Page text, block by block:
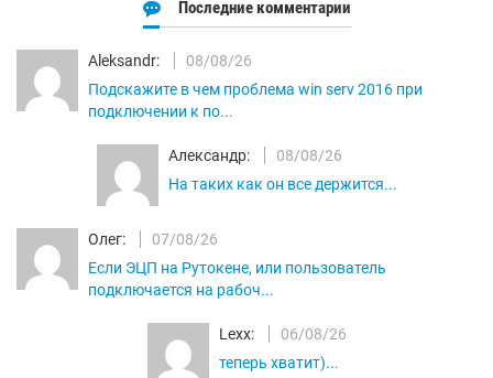
Последние комментарии
Aleksandr:
08/08/26
Подскажите в чем проблема win serv 2016 при
подключении к по...
Александр:
08/08/26
На таких как он все держится...
Олег:
07/08/26
Если ЭЦП на Рутокене, или пользователь
подключается на рабоч...
Lexx:
06/08/26
теперь хватит)...